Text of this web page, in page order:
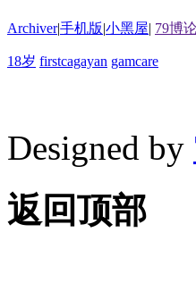
Archiver|手机版|小黑屋| 79博
18岁 firstcagayan gamcare
Designed by
返回顶部